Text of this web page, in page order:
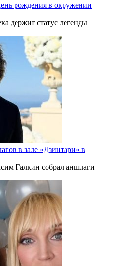
рождения в окружении
держит статус легенды
в зале «Дзинтари» в
Галкин собрал аншлаги